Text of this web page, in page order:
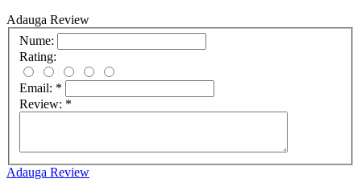
Adauga Review
Nume:
Rating:
Email: *
Review: *
Adauga Review